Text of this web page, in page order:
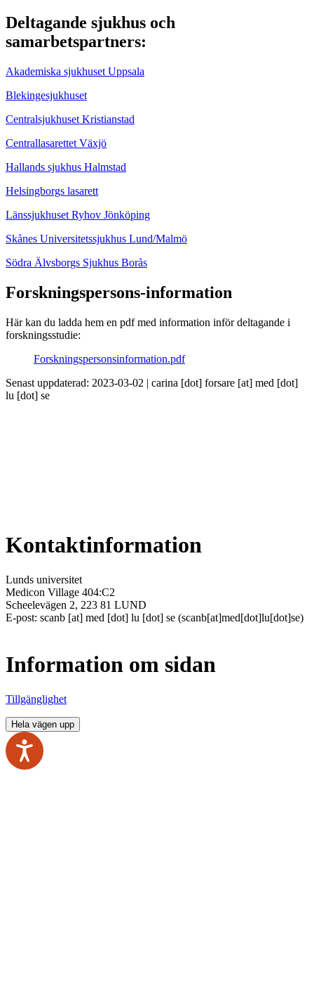
Deltagande sjukhus och
samarbetspartners:
Akademiska sjukhuset Uppsala
Blekingesjukhuset
Centralsjukhuset Kristianstad
Centrallasarettet Växjö
Hallands sjukhus Halmstad
Helsingborgs lasarett
Länssjukhuset Ryhov Jönköping
Skånes Universitetssjukhus Lund/Malmö
Södra Älvsborgs Sjukhus Borås
Forskningspersons-information
Här kan du ladda hem en pdf med information inför deltagande i
forskningsstudie:
Forskningspersonsinformation.pdf
Senast uppdaterad: 2023-03-02 | carina [dot] forsare [at] med [dot]
lu [dot] se
Kontaktinformation
Lunds universitet
Medicon Village 404:C2
Scheelevägen 2, 223 81 LUND
E-post: scanb [at] med [dot] lu [dot] se (scanb[at]med[dot]lu[dot]se)
Information om sidan
Tillgänglighet
Hela vägen upp